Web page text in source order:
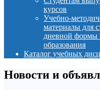
курсов
Учебно-
материалы для
дневной формы
образования
Каталог учебных
Новости и